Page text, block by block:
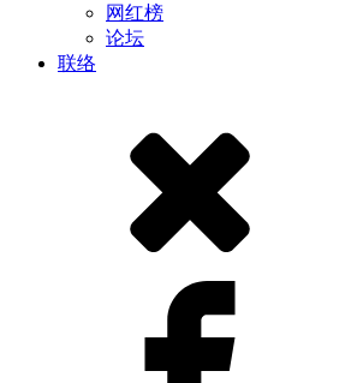
网红榜
论坛
联络